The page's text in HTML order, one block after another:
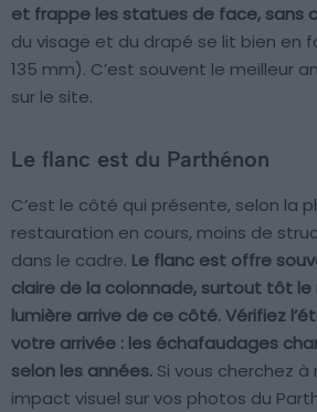
et frappe les statues de face, sans
du visage et du drapé se lit bien en
135 mm). C’est souvent le meilleur
sur le site.
Le flanc est du Parthénon
C’est le côté qui présente, selon la
restauration en cours, moins de
dans le cadre. Le flanc est offre
claire de la colonnade, surtout tôt
lumière arrive de ce côté. Vérifiez
votre arrivée : les échafaudages
selon les années. Si vous cherchez à
impact visuel sur vos photos du